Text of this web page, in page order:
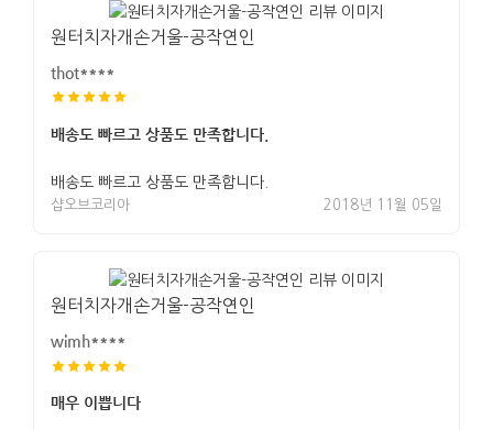
원터치자개손거울-공작연인
thot****
배송도 빠르고 상품도 만족합니다.
배송도 빠르고 상품도 만족합니다.
샵오브코리아 2018년 11월 05일
원터치자개손거울-공작연인
wimh****
매우 이쁩니다